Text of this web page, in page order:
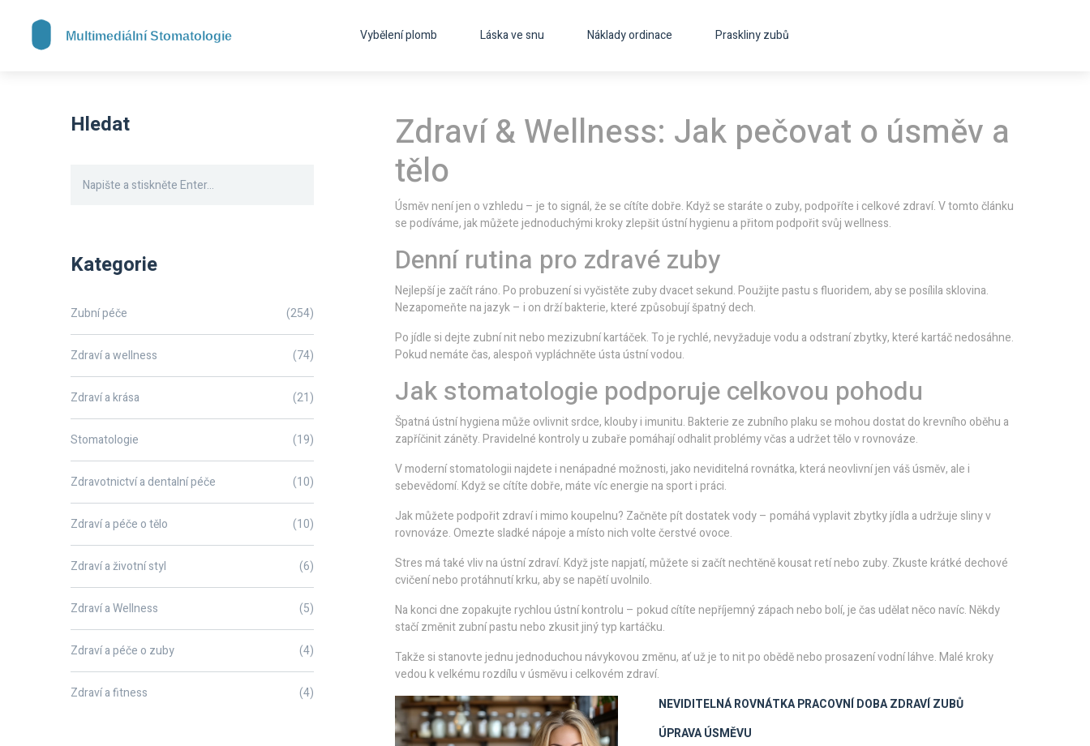
Vybělení plomb Láska ve snu Náklady ordinace Praskliny zubů
Zdraví & Wellness: Jak pečovat o úsměv a
tělo
Úsměv není jen o vzhledu – je to signál, že se cítíte dobře. Když se staráte o zuby, podpoříte i celkové zdraví. V tomto článku
se podíváme, jak můžete jednoduchými kroky zlepšit ústní hygienu a přitom podpořit svůj wellness.
Denní rutina pro zdravé zuby
Nejlepší je začít ráno. Po probuzení si vyčistěte zuby dvacet sekund. Použijte pastu s fluoridem, aby se posílila sklovina.
Nezapomeňte na jazyk – i on drží bakterie, které způsobují špatný dech.
Po jídle si dejte zubní nit nebo mezizubní kartáček. To je rychlé, nevyžaduje vodu a odstraní zbytky, které kartáč nedosáhne.
Pokud nemáte čas, alespoň vypláchněte ústa ústní vodou.
Jak stomatologie podporuje celkovou pohodu
Špatná ústní hygiena může ovlivnit srdce, klouby i imunitu. Bakterie ze zubního plaku se mohou dostat do krevního oběhu a
zapříčinit záněty. Pravidelné kontroly u zubaře pomáhají odhalit problémy včas a udržet tělo v rovnováze.
V moderní stomatologii najdete i nenápadné možnosti, jako neviditelná rovnátka, která neovlivní jen váš úsměv, ale i
sebevědomí. Když se cítíte dobře, máte víc energie na sport i práci.
Jak můžete podpořit zdraví i mimo koupelnu? Začněte pít dostatek vody – pomáhá vyplavit zbytky jídla a udržuje sliny v
rovnováze. Omezte sladké nápoje a místo nich volte čerstvé ovoce.
Stres má také vliv na ústní zdraví. Když jste napjatí, můžete si začít nechtěně kousat retí nebo zuby. Zkuste krátké dechové
cvičení nebo protáhnutí krku, aby se napětí uvolnilo.
Na konci dne zopakujte rychlou ústní kontrolu – pokud cítíte nepříjemný zápach nebo bolí, je čas udělat něco navíc. Někdy
stačí změnit zubní pastu nebo zkusit jiný typ kartáčku.
Takže si stanovte jednu jednoduchou návykovou změnu, ať už je to nit po obědě nebo prosazení vodní láhve. Malé kroky
vedou k velkému rozdílu v úsměvu i celkovém zdraví.
NEVIDITELNÁ ROVNÁTKAPRACOVNÍ DOBAZDRAVÍ ZUBŮ
ÚPRAVA ÚSMĚVU
Hledat
Kategorie
Zubní péče (254)
Zdraví a wellness (74)
Zdraví a krása (21)
Stomatologie (19)
Zdravotnictví a dentalní péče (10)
Zdraví a péče o tělo (10)
Zdraví a životní styl (6)
Zdraví a Wellness (5)
Zdraví a péče o zuby (4)
Zdraví a fitness (4)